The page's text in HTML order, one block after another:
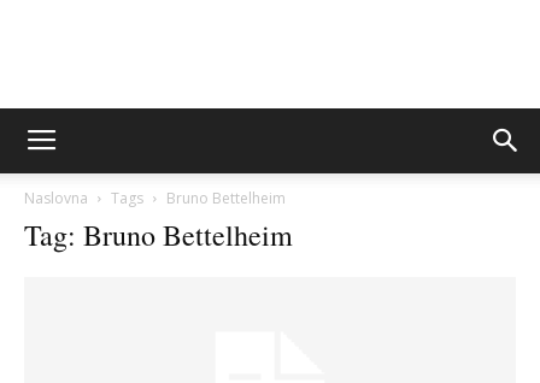
Sito&Rešeto
Naslovna Tags Bruno Bettelheim
Tag: Bruno Bettelheim